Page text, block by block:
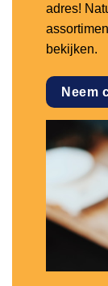
adres!
bekijken.
Neem